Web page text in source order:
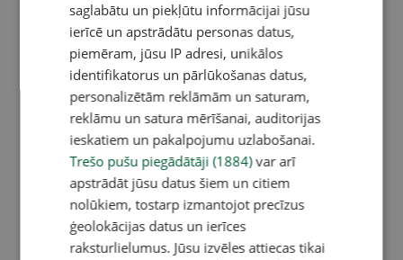
saglabātu un piekļūtu informācijai jūsu
ierīcē un apstrādātu personas datus,
piemēram, jūsu IP adresi, unikālos
identifikatorus un pārlūkošanas datus,
personalizētām reklāmām un saturam,
reklāmu un satura mērīšanai, auditorijas
ieskatiem un pakalpojumu uzlabošanai.
Trešo pušu piegādātāji (1884)var arī
apstrādāt jūsu datus šiem un citiem
nolūkiem, tostarp izmantojot precīzus
ģeolokācijas datus un ierīces
raksturlielumus. Jūsu izvēles attiecas tikai